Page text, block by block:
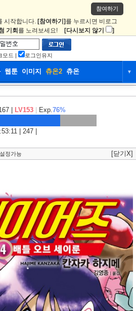
참여하기
시작합니다. [참여하기] 를 누르시면 비로그
기회 를 노려보세요! [다시보지 않기 ]
모드 | 로그인유지
웹툰 이미지 츄온2 츄온 ▼
츄온2
| LV153 Exp.76%
| 247 |
정가능 [닫기X]